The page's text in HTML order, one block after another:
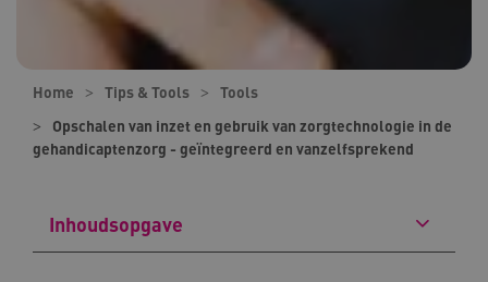
Home Tips & Tools
Tools
Opschalen van inzet en gebruik van zorgtechnologie in de
gehandicaptenzorg - geïntegreerd en vanzelfsprekend
Inhoudsopgave